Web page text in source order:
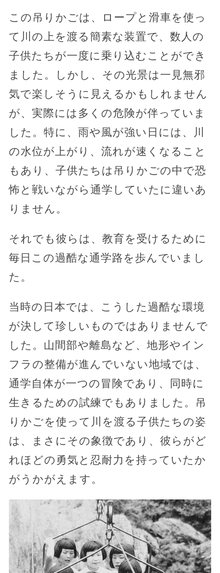
この吊りかごは、ロープと滑車を使っ
て川の上を渡る簡素な装置で、数人の
子供たちが一度に乗り込むことができ
ました。しかし、その光景は一見無邪
気で楽しそうに見えるかもしれません
が、実際には多くの危険が伴っていま
した。特に、雨や風が強い日には、川
の水位が上がり、流れが速くなること
もあり、子供たちは吊りかごの中で恐
怖と戦いながら通学していたに違いあ
りません。
それでも彼らは、教育を受けるために
毎日この過酷な通学路を歩んでいまし
た。
当時の日本では、こうした過酷な環境
が決して珍しいものではありませんで
した。山間部や離島など、地形やイン
フラの整備が進んでいない地域では、
通学自体が一つの冒険であり、同時に
生きるための試練でもありました。吊
りかごを使って川を渡る子供たちの姿
は、まさにその象徴であり、彼らがど
れほどの勇気と忍耐力を持っていたか
がうかがえます。